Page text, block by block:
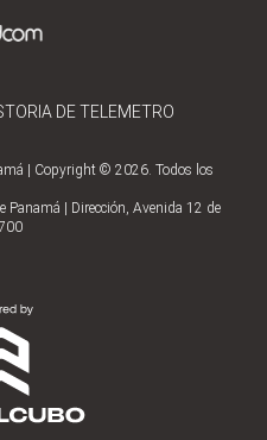
DE TELEMETRO
| Copyright © 2026. Todos los
| Dirección, Avenida 12 de